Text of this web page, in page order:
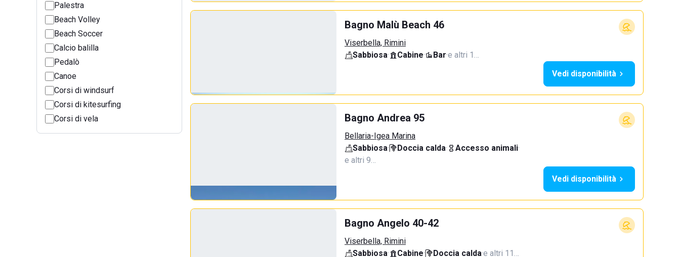
Palestra
Beach Volley
Beach Soccer
Calcio balilla
Pedalò
Canoe
Corsi di windsurf
Corsi di kitesurfing
Corsi di vela
Bagno Malù Beach 46
Viserbella, Rimini
Sabbiosa· Cabine· Bar·e altri 1…
Vedi disponibilità
Bagno Andrea 95
Bellaria-Igea Marina
Sabbiosa· Doccia calda· Accesso animali·
e altri 9…
Vedi disponibilità
Bagno Angelo 40-42
Viserbella, Rimini
Sabbiosa· Cabine· Doccia calda·e altri 11…